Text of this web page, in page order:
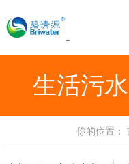
生活污
你的位置：